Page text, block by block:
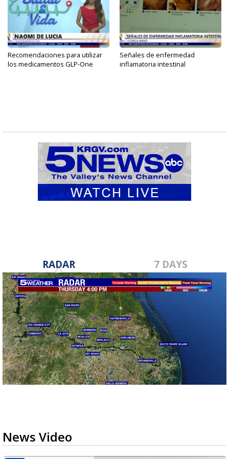
Recomendaciones para utilizar
los medicamentos GLP-One
Señales de enfermedad
inflamatoria intestinal
RADAR 7 DAYS
News Video